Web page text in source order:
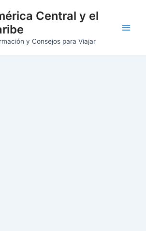
Central y el
y Consejos para Viajar